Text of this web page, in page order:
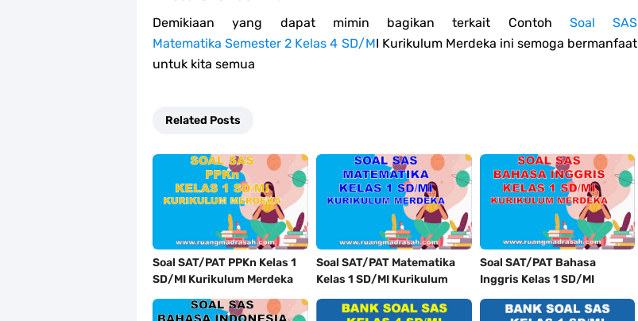
Demikiaan yang dapat mimin bagikan terkait Contoh Soal SAS
Matematika Semester 2 Kelas 4 SD/MI Kurikulum Merdeka ini semoga bermanfaat
untuk kita semua
Related Posts
Soal SAT/PAT PPKn Kelas 1
SD/MI Kurikulum Merdeka
Tahun 2024
Soal SAT/PAT Matematika
Kelas 1 SD/MI Kurikulum
Merdeka Tahun 2024
Soal SAT/PAT Bahasa
Inggris Kelas 1 SD/MI
Kurikulum Merdeka Tahun
2024